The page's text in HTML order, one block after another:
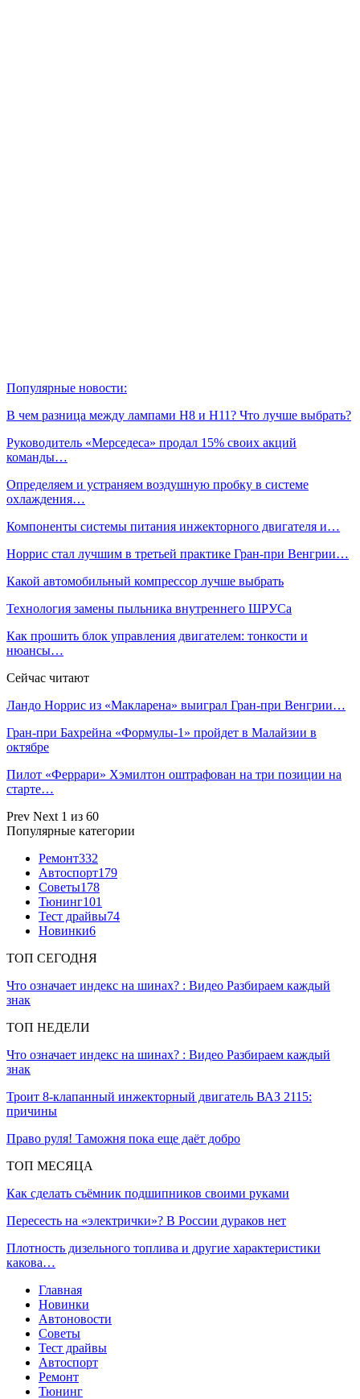
Популярные новости:
В чем разница между лампами Н8 и Н11? Что лучше выбрать?
Руководитель «Мерседеса» продал 15% своих акций
команды…
Определяем и устраняем воздушную пробку в системе
охлаждения…
Компоненты системы питания инжекторного двигателя и…
Норрис стал лучшим в третьей практике Гран‑при Венгрии…
Какой автомобильный компрессор лучше выбрать
Технология замены пыльника внутреннего ШРУСа
Как прошить блок управления двигателем: тонкости и
нюансы…
Сейчас читают
Ландо Норрис из «Макларена» выиграл Гран‑при Венгрии…
Гран‑при Бахрейна «Формулы‑1» пройдет в Малайзии в
октябре
Пилот «Феррари» Хэмилтон оштрафован на три позиции на
старте…
Prev Next 1 из 60
Популярные категории
Ремонт332
Автоспорт179
Советы178
Тюнинг101
Тест драйвы74
Новинки6
ТОП СЕГОДНЯ
Что означает индекс на шинах? : Видео Разбираем каждый
знак
ТОП НЕДЕЛИ
Что означает индекс на шинах? : Видео Разбираем каждый
знак
Троит 8-клапанный инжекторный двигатель ВАЗ 2115:
причины
Право руля! Таможня пока еще даёт добро
ТОП МЕСЯЦА
Как сделать съёмник подшипников своими руками
Пересесть на «электрички»? В России дураков нет
Плотность дизельного топлива и другие характеристики
какова…
Главная
Новинки
Автоновости
Советы
Тест драйвы
Автоспорт
Ремонт
Тюнинг